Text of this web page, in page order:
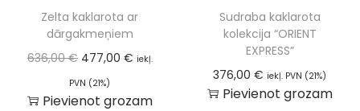
Zelta kaklarota ar
dārgakmeņiem
636,00€ 477,00 € iekļ.
PVN (21%)
Pievienot grozam
Sudraba kaklarota
kolekcija “ORIENT
EXPRESS”
376,00€ iekļ. PVN (21%)
Pievienot grozam